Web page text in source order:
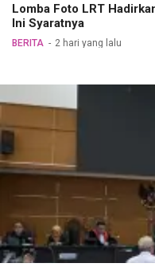
Lomba Foto LRT
Ini Syaratnya
BERITA 2 hari yang lalu